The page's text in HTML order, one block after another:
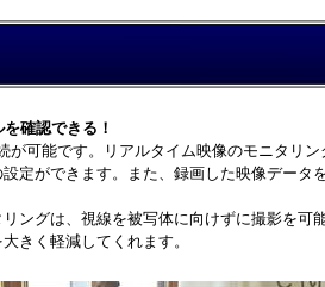
確認できる！
可能です。リアルタイム映像のモニタリ
定ができます。また、録画した映像データ
ングは、視線を被写体に向けずに撮影を可
きく軽減してくれます。